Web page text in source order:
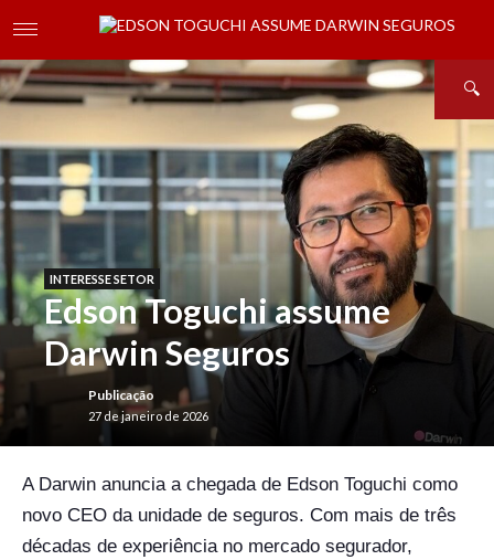
INTERESSE SETOR
Edson Toguchi assume
Darwin Seguros
Publicação
27 de janeiro de 2026
A Darwin anuncia a chegada de Edson Toguchi como
novo CEO da unidade de seguros. Com mais de três
décadas de experiência no mercado segurador,